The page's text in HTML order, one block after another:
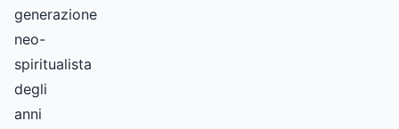
generazione
neo-
spiritualista
degli
anni